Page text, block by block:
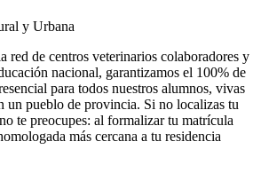
y Urbana
red de centros veterinarios colaboradores y
nacional, garantizamos el 100% de
para todos nuestros alumnos, vivas
un pueblo de provincia. Si no localizas tu
te preocupes: al formalizar tu matrícula
más cercana a tu residencia